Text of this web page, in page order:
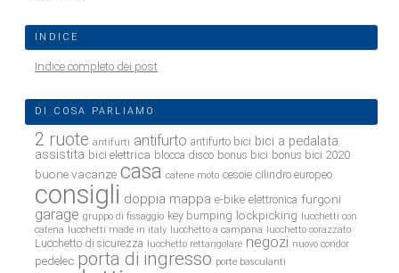
INDICE
Indice completo dei post
DI COSA PARLIAMO
2 ruote antifurti antifurto antifurto bici bici a pedalata
assistita bici elettrica blocca disco bonus bici bonus bici 2020
buone vacanze casa catene moto cesoie cilindro europeo
consigli doppia mappa e-bike elettronica furgoni
garage gruppo di fissaggio key bumping lockpicking lucchetti con
catena lucchetti made in italy lucchetto a campana lucchetto corazzato
Lucchetto di sicurezza lucchetto rettangolare negozi nuovo condor
pedelec porta di ingresso porte basculanti